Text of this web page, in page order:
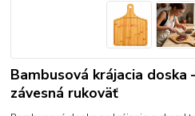
Bambusová krájacia
závesná rukoväť